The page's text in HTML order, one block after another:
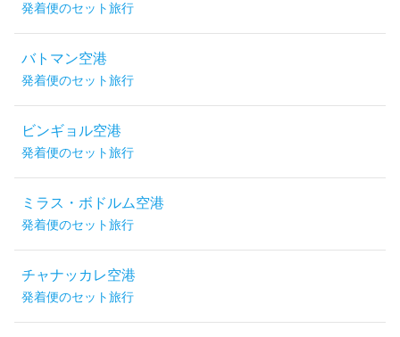
発着便のセット旅行
バトマン空港
発着便のセット旅行
ビンギョル空港
発着便のセット旅行
ミラス・ボドルム空港
発着便のセット旅行
チャナッカレ空港
発着便のセット旅行